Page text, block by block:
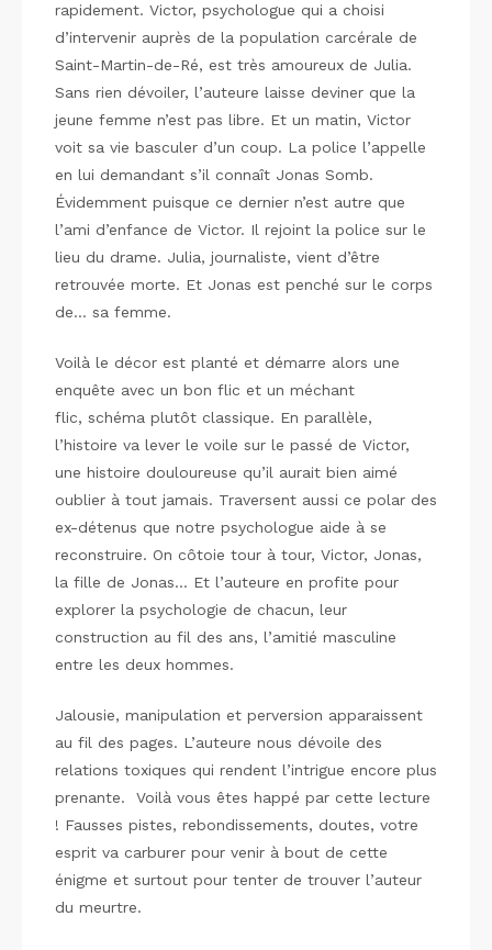
rapidement. Victor, psychologue qui a choisi
d’intervenir auprès de la population carcérale de
Saint-Martin-de-Ré, est très amoureux de Julia.
Sans rien dévoiler, l’auteure laisse deviner que la
jeune femme n’est pas libre. Et un matin, Victor
voit sa vie basculer d’un coup. La police l’appelle
en lui demandant s’il connaît Jonas Somb.
Évidemment puisque ce dernier n’est autre que
l’ami d’enfance de Victor. Il rejoint la police sur le
lieu du drame. Julia, journaliste, vient d’être
retrouvée morte. Et Jonas est penché sur le corps
de… sa femme.
Voilà le décor est planté et démarre alors une
enquête avec un bon flic et un méchant
flic, schéma plutôt classique. En parallèle,
l’histoire va lever le voile sur le passé de Victor,
une histoire douloureuse qu’il aurait bien aimé
oublier à tout jamais. Traversent aussi ce polar des
ex-détenus que notre psychologue aide à se
reconstruire. On côtoie tour à tour, Victor, Jonas,
la fille de Jonas… Et l’auteure en profite pour
explorer la psychologie de chacun, leur
construction au fil des ans, l’amitié masculine
entre les deux hommes.
Jalousie, manipulation et perversion apparaissent
au fil des pages. L’auteure nous dévoile des
relations toxiques qui rendent l’intrigue encore plus
prenante. Voilà vous êtes happé par cette lecture
! Fausses pistes, rebondissements, doutes, votre
esprit va carburer pour venir à bout de cette
énigme et surtout pour tenter de trouver l’auteur
du meurtre.